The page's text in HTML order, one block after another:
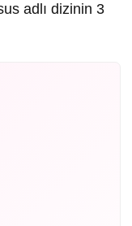
adlı dizinin 3